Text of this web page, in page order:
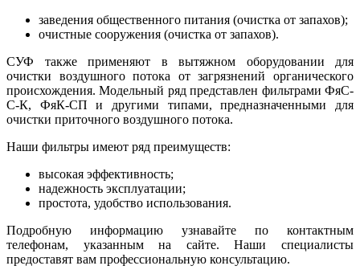
заведения общественного питания (очистка от запахов);
очистные сооружения (очистка от запахов).
СУФ также применяют в вытяжном оборудовании для
очистки воздушного потока от загрязнений органического
происхождения. Модельный ряд представлен фильтрами ФяС-
С-К, ФяК-СП и другими типами, предназначенными для
очистки приточного воздушного потока.
Наши фильтры имеют ряд преимуществ:
высокая эффективность;
надежность эксплуатации;
простота, удобство использования.
Подробную информацию узнавайте по контактным
телефонам, указанным на сайте. Наши специалисты
предоставят вам профессиональную консультацию.